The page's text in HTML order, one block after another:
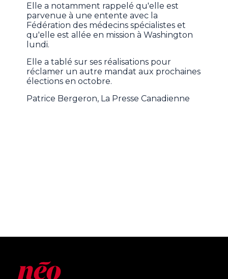
Elle a notamment rappelé qu'elle est
parvenue à une entente avec la
Fédération des médecins spécialistes et
qu'elle est allée en mission à Washington
lundi.
Elle a tablé sur ses réalisations pour
réclamer un autre mandat aux prochaines
élections en octobre.
Patrice Bergeron, La Presse Canadienne